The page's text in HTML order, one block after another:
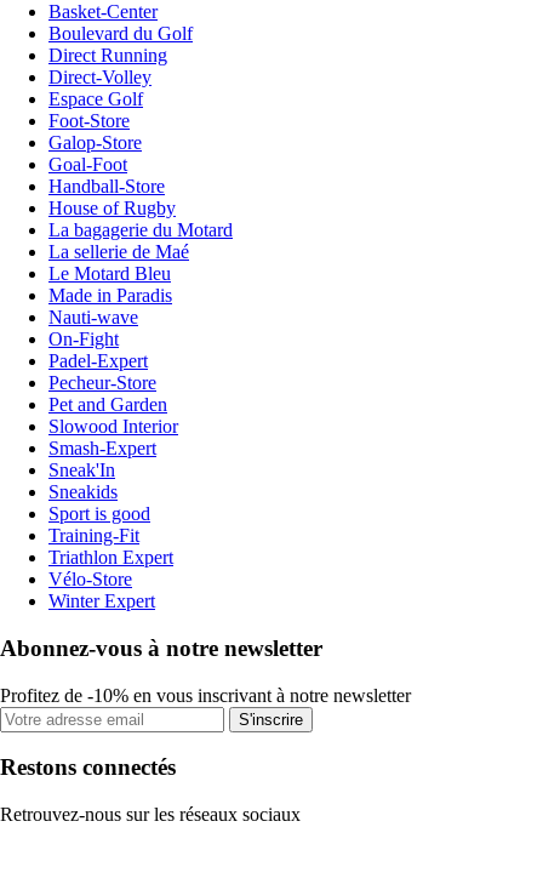
Basket-Center
Boulevard du Golf
Direct Running
Direct-Volley
Espace Golf
Foot-Store
Galop-Store
Goal-Foot
Handball-Store
House of Rugby
La bagagerie du Motard
La sellerie de Maé
Le Motard Bleu
Made in Paradis
Nauti-wave
On-Fight
Padel-Expert
Pecheur-Store
Pet and Garden
Slowood Interior
Smash-Expert
Sneak'In
Sneakids
Sport is good
Training-Fit
Triathlon Expert
Vélo-Store
Winter Expert
Abonnez-vous à notre newsletter
Profitez de -10% en vous inscrivant à notre newsletter
S'inscrire
Restons connectés
Retrouvez-nous sur les réseaux sociaux